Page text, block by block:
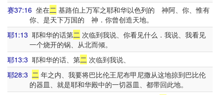
赛37:16 坐在二 基路伯上万军之耶和华以色列的 神阿、你、惟有
你、是天下万国的 神．你曾创造天地。
耶1:13 耶和华的话第二 次临到我说、你看见什么．我说、我看见
一个烧开的锅、从北而倾。
耶13:3 耶和华的话、第二 次临到我说、
耶28:3 二 年之内、我要将巴比伦王尼布甲尼撒从这地掠到巴比伦
的器皿、就是耶和华殿中的一切器皿、都带回此地。